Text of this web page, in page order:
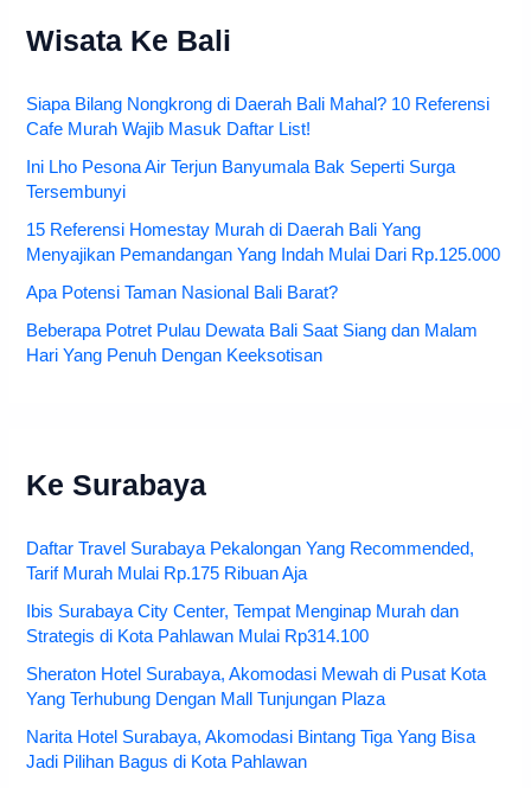
Wisata Ke Bali
Siapa Bilang Nongkrong di Daerah Bali Mahal? 10 Referensi
Cafe Murah Wajib Masuk Daftar List!
Ini Lho Pesona Air Terjun Banyumala Bak Seperti Surga
Tersembunyi
15 Referensi Homestay Murah di Daerah Bali Yang
Menyajikan Pemandangan Yang Indah Mulai Dari Rp.125.000
Apa Potensi Taman Nasional Bali Barat?
Beberapa Potret Pulau Dewata Bali Saat Siang dan Malam
Hari Yang Penuh Dengan Keeksotisan
Ke Surabaya
Daftar Travel Surabaya Pekalongan Yang Recommended,
Tarif Murah Mulai Rp.175 Ribuan Aja
Ibis Surabaya City Center, Tempat Menginap Murah dan
Strategis di Kota Pahlawan Mulai Rp314.100
Sheraton Hotel Surabaya, Akomodasi Mewah di Pusat Kota
Yang Terhubung Dengan Mall Tunjungan Plaza
Narita Hotel Surabaya, Akomodasi Bintang Tiga Yang Bisa
Jadi Pilihan Bagus di Kota Pahlawan